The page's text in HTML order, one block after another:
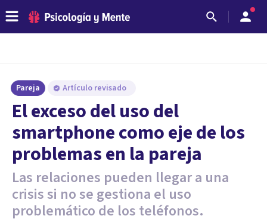
Pareja Artículo revisado
El exceso del uso del
smartphone como eje de los
problemas en la pareja
Las relaciones pueden llegar a una
crisis si no se gestiona el uso
problemático de los teléfonos.